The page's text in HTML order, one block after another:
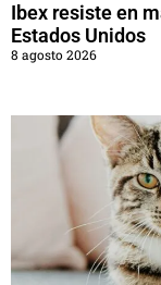
Ibex resiste en
Estados Unidos
8 agosto 2026